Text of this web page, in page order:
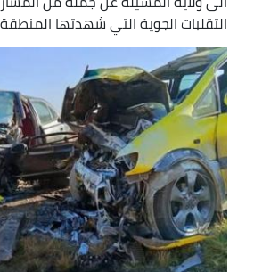
التقلبات الجوية التي شهدتها المنطقة ...